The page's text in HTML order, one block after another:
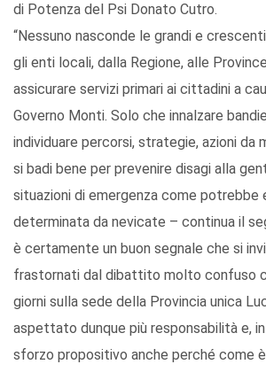
di Potenza del Psi Donato Cutro.
“Nessuno nasconde le grandi e
gli enti locali, dalla Regione, alle
assicurare servizi primari ai cittadini a
Governo Monti. Solo che innalzare
individuare percorsi, strategie, azioni da
si badi bene per prevenire disagi alla
situazioni di emergenza come potrebbe
determinata da nevicate – continua il
è certamente un buon segnale che si
frastornati dal dibattito molto confuso
giorni sulla sede della Provincia unica
aspettato dunque più responsabilità e,
sforzo propositivo anche perché come